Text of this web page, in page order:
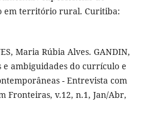
em território rural. Curitiba:
Maria Rúbia Alves. GANDIN,
ambiguidades do currículo e
- Entrevista com
Fronteiras, v.12, n.1, Jan/Abr,